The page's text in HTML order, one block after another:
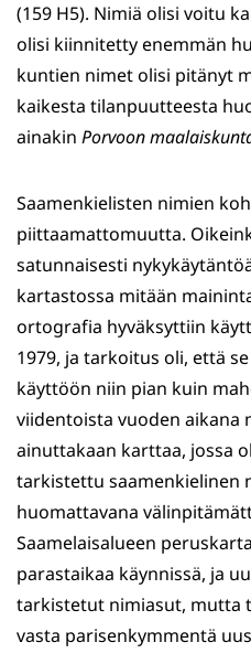
(159 H5). Nimiä olisi voitu
olisi kiinnitetty enemmän
kuntien nimet olisi pitänyt
kaikesta tilanpuutteesta
ainakin Porvoon
Saamenkielisten nimien
piittaamattomuutta.
satunnaisesti
kartastossa mitään
ortografia hyväksyttiin
1979, ja tarkoitus oli, että
käyttöön niin pian kuin
viidentoista vuoden aikana
ainuttakaan karttaa, jossa
tarkistettu saamenkielinen
huomattavana
Saamelaisalueen
parastaikaa käynnissä, ja
tarkistetut nimiasut, mutta
vasta parisenkymmentä